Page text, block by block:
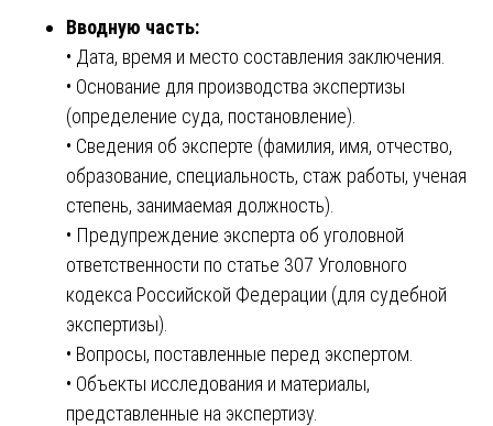
Вводную часть:
• Дата, время и место составления заключения.
• Основание для производства экспертизы
(определение суда, постановление).
• Сведения об эксперте (фамилия, имя, отчество,
образование, специальность, стаж работы, ученая
степень, занимаемая должность).
• Предупреждение эксперта об уголовной
ответственности по статье 307 Уголовного
кодекса Российской Федерации (для судебной
экспертизы).
• Вопросы, поставленные перед экспертом.
• Объекты исследования и материалы,
представленные на экспертизу.